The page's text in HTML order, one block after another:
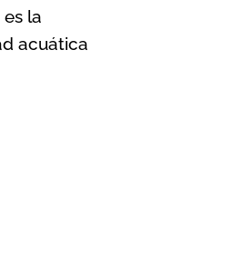
la
acuática